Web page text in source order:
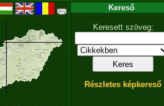
Kereső
Keresett szöveg:
Részletes képkereső